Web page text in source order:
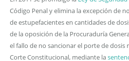
Código Penal y elimina la excepción de
de estupefacientes en cantidades de
de la oposición de la Procuraduría
el fallo de no sancionar el porte de dosis
Corte Constitucional, mediante la